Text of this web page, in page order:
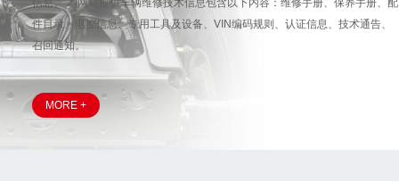
信息。 本网站提供车辆维修技术信息包含以下内容：维修手册、保养手册、配
件目录、电控信息、专用工具及设备、VIN编码规则、认证信息、技术通告、
召回通知。
MORE +